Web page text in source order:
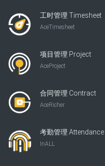
工时管理 Timesheet
AceTimesheet
项目管理 Project
AceProject
合同管理 Contract
AceRicher
考勤管理 Attendance
InALL